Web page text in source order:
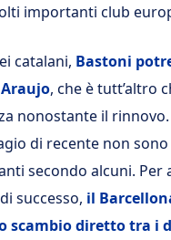
importanti club
catalani, Bastoni
, che è tutt’altro
nonostante il
di recente non
secondo alcuni. Per
successo, il
scambio diretto tra i